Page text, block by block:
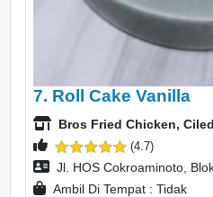
7. Roll Cake Vanilla
Bros Fried Chicken,
(4.7)
Jl. HOS Cokroaminoto,
Ambil Di Tempat : Tidak